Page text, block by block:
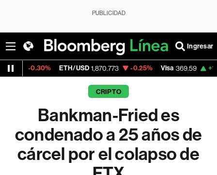
PUBLICIDAD
Ingresar
ETH/USD 1,870.773 -0.25% Visa 369.59 +1.07%
CRIPTO
Bankman-Fried es
condenado a 25 años de
cárcel por el colapso de